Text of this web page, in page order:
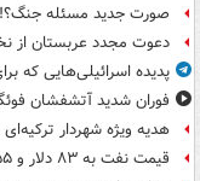
صورت جدید مسئله جنگ؟!
دعوت مجدد عربستان از
پدیده اسرائیلی‌هایی که
فوران شدید آتشفشان
هدیه ویژه شهردار
قیمت نفت به ۸۳ دلار و ۵۵ سنت در هر بشکه رسید